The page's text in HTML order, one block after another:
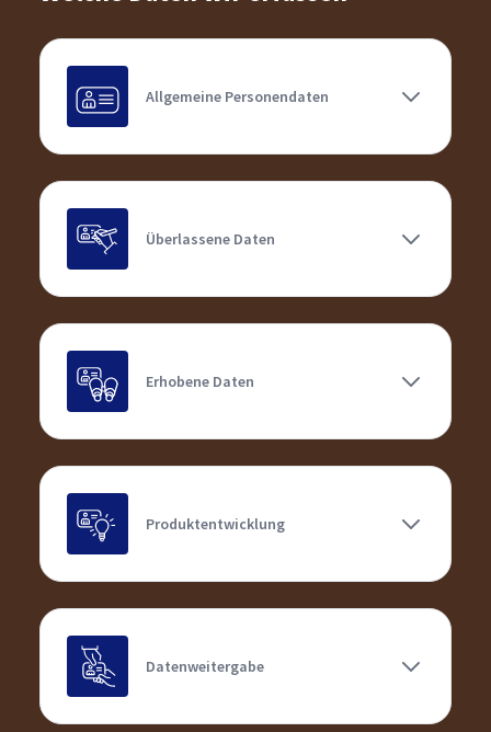
Allgemeine Personendaten
Überlassene Daten
Erhobene Daten
Produktentwicklung
Datenweitergabe